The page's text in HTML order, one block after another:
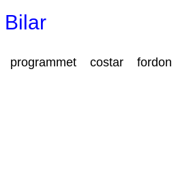
Bilar
costar fordon